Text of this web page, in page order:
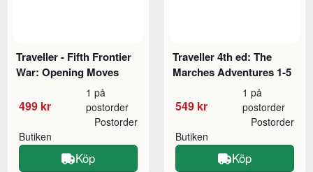
Traveller - Fifth Frontier
War: Opening Moves
499 kr
1 på
postorder
Butiken
Postorder
Köp
Traveller 4th ed: The
Marches Adventures 1-5
549 kr
1 på
postorder
Butiken
Postorder
Köp